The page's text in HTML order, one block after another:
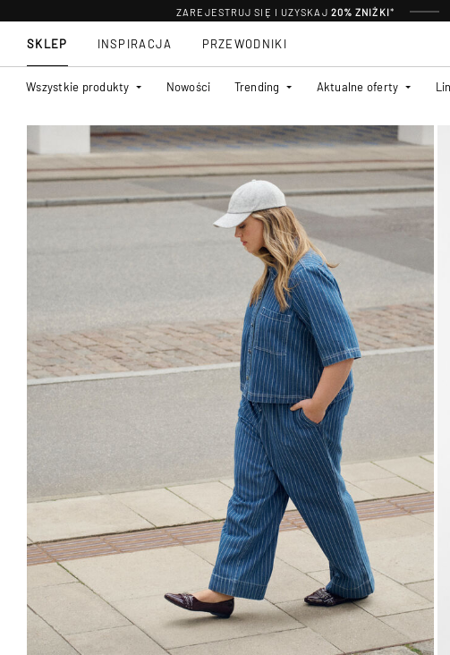
ZAREJESTRUJ SIĘ I UZYSKAJ 20% ZNIŻKI*
SKLEP
Wszystkie produkty Nowości Trending Aktualne oferty
INSPIRACJA PRZEWODNIKI